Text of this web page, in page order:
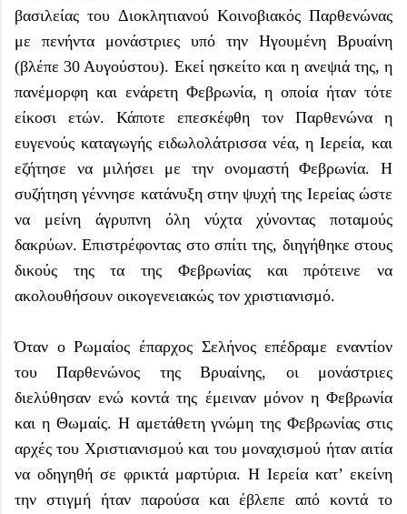
βασιλείας του Διοκλητιανού Κοινοβιακός Παρθενώνας
με πενήντα μονάστριες υπό την Ηγουμένη Βρυαίνη
(βλέπε 30 Αυγούστου). Εκεί ησκείτο και η ανεψιά της, η
πανέμορφη και ενάρετη Φεβρωνία, η οποία ήταν τότε
είκοσι ετών. Κάποτε επεσκέφθη τον Παρθενώνα η
ευγενούς καταγωγής ειδωλολάτρισσα νέα, η Ιερεία, και
εζήτησε να μιλήσει με την ονομαστή Φεβρωνία. Η
συζήτηση γέννησε κατάνυξη στην ψυχή της Ιερείας ώστε
να μείνη άγρυπνη όλη νύχτα χύνοντας ποταμούς
δακρύων. Επιστρέφοντας στο σπίτι της, διηγήθηκε στους
δικούς της τα της Φεβρωνίας και πρότεινε να
ακολουθήσουν οικογενειακώς τον χριστιανισμό.
Όταν ο Ρωμαίος έπαρχος Σελήνος επέδραμε εναντίον
του Παρθενώνος της Βρυαίνης, οι μονάστριες
διελύθησαν ενώ κοντά της έμειναν μόνον η Φεβρωνία
και η Θωμαίς. Η αμετάθετη γνώμη της Φεβρωνίας στις
αρχές του Χριστιανισμού και του μοναχισμού ήταν αιτία
να οδηγηθή σε φρικτά μαρτύρια. Η Ιερεία κατ’ εκείνη
την στιγμή ήταν παρούσα και έβλεπε από κοντά το